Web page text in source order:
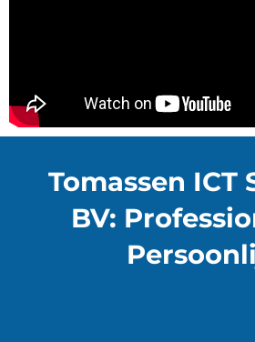
Tomassen ICT
BV: